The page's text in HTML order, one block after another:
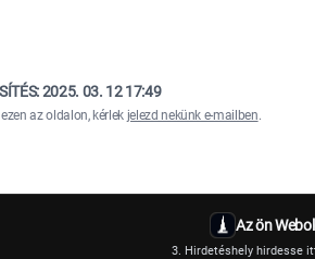
2025. 03. 12 17:49
az oldalon, kérlek jelezd nekünk e-mailben.
Az ön
3. Hirdetéshely hirdesse